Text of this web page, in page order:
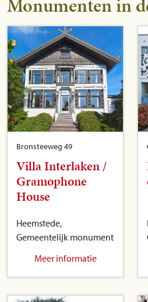
Monumenten in
Bronsteeweg 49
Villa Interlaken /
Gramophone
House
Heemstede,
Gemeentelijk monument
Meer informatie